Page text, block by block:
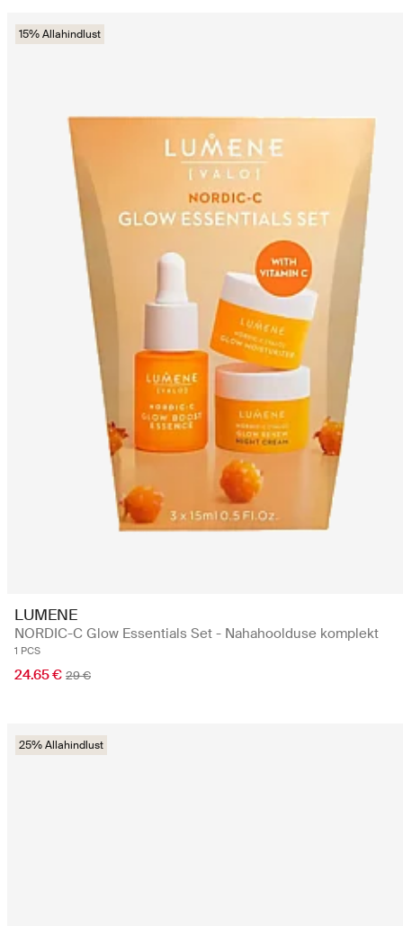
15% Allahindlust
LUMENE
NORDIC-C Glow Essentials Set - Nahahoolduse komplekt
1 PCS
24.65 € 29 €
25% Allahindlust